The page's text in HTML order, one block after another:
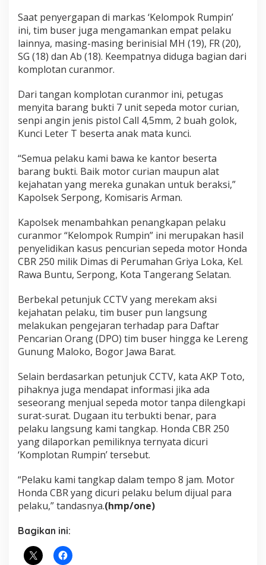
Saat penyergapan di markas ‘Kelompok Rumpin’
ini, tim buser juga mengamankan empat pelaku
lainnya, masing-masing berinisial MH (19), FR (20),
SG (18) dan Ab (18). Keempatnya diduga bagian dari
komplotan curanmor.
Dari tangan komplotan curanmor ini, petugas
menyita barang bukti 7 unit sepeda motor curian,
senpi angin jenis pistol Call 4,5mm, 2 buah golok,
Kunci Leter T beserta anak mata kunci.
“Semua pelaku kami bawa ke kantor beserta
barang bukti. Baik motor curian maupun alat
kejahatan yang mereka gunakan untuk beraksi,”
Kapolsek Serpong, Komisaris Arman.
Kapolsek menambahkan penangkapan pelaku
curanmor “Kelompok Rumpin” ini merupakan hasil
penyelidikan kasus pencurian sepeda motor Honda
CBR 250 milik Dimas di Perumahan Griya Loka, Kel.
Rawa Buntu, Serpong, Kota Tangerang Selatan.
Berbekal petunjuk CCTV yang merekam aksi
kejahatan pelaku, tim buser pun langsung
melakukan pengejaran terhadap para Daftar
Pencarian Orang (DPO) tim buser hingga ke Lereng
Gunung Maloko, Bogor Jawa Barat.
Selain berdasarkan petunjuk CCTV, kata AKP Toto,
pihaknya juga mendapat informasi jika ada
seseorang menjual sepeda motor tanpa dilengkapi
surat-surat. ‎Dugaan itu terbukti benar, para
pelaku langsung kami tangkap. Honda CBR 250
yang dilaporkan pemiliknya ternyata dicuri
‘Komplotan Rumpin’ tersebut.
“Pelaku kami tangkap dalam tempo 8 jam. Motor
Honda CBR yang dicuri pelaku belum dijual para
pelaku,” tandasnya.(hmp/one)
Bagikan ini: